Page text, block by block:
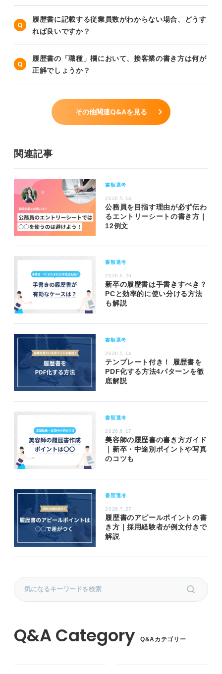
履歴書に記載する従業員数がわからない場合、どうす
れば良いですか？
履歴書の「職種」欄において、接客業の書き方は何が
正解でしょうか？
その他関連Q&Aを見る
関連記事
書類選考
2026.5.14
公務員を目指す理由が必ず伝わ
るエントリーシートの書き方｜
12例文
書類選考
2026.6.26
新卒の履歴書は手書きすべき？
PCと効率的に使い分ける方法
も解説
書類選考
2026.5.14
テンプレート付き！ 履歴書を
PDF化する方法4パターンを徹
底解説
書類選考
2026.6.17
美容師の履歴書の書き方ガイド
｜新卒・中途別ポイントや写真
のコツも
書類選考
2026.7.27
履歴書のアピールポイントの書
き方｜採用経験者が例文付きで
解説
Q&Aカテゴリー